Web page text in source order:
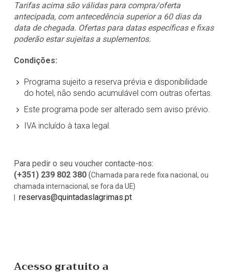
Tarifas acima são válidas para compra/oferta
antecipada, com antecedência superior a 60 dias da
data de chegada. Ofertas para datas específicas e fixas
poderão estar sujeitas a suplementos.
Condições:
Programa sujeito a reserva prévia e disponibilidade
do hotel, não sendo acumulável com outras ofertas.
Este programa pode ser alterado sem aviso prévio.
IVA incluído à taxa legal.
Para pedir o seu voucher contacte-nos:
(+351) 239 802 380 (Chamada para rede fixa nacional, ou
chamada internacional, se fora da UE)
reservas@quintadaslagrimas.pt
Acesso gratuito a